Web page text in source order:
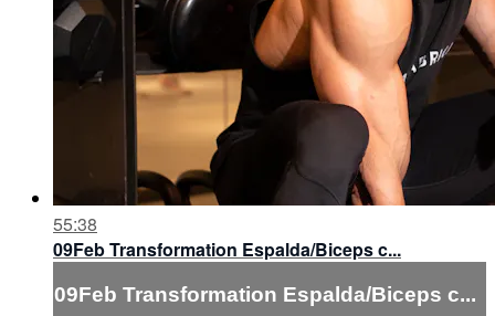
55:38
09Feb Transformation Espalda/Biceps c...
09Feb Transformation Espalda/Biceps c...